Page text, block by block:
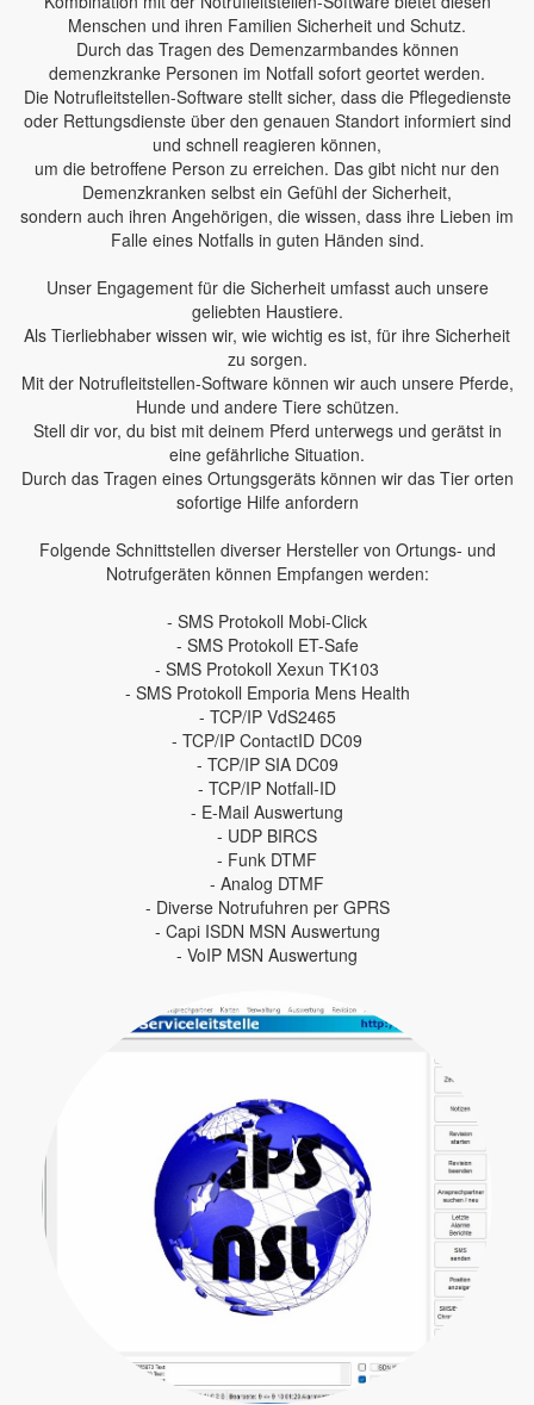
Menschen und ihren Familien Sicherheit und Schutz.
Durch das Tragen des Demenzarmbandes können
demenzkranke Personen im Notfall sofort geortet werden.
Die Notrufleitstellen-Software stellt sicher, dass die Pflegedienste
oder Rettungsdienste über den genauen Standort informiert sind
und schnell reagieren können,
um die betroffene Person zu erreichen. Das gibt nicht nur den
Demenzkranken selbst ein Gefühl der Sicherheit,
sondern auch ihren Angehörigen, die wissen, dass ihre Lieben im
Falle eines Notfalls in guten Händen sind.
Unser Engagement für die Sicherheit umfasst auch unsere
geliebten Haustiere.
Als Tierliebhaber wissen wir, wie wichtig es ist, für ihre Sicherheit
zu sorgen.
Mit der Notrufleitstellen-Software können wir auch unsere Pferde,
Hunde und andere Tiere schützen.
Stell dir vor, du bist mit deinem Pferd unterwegs und gerätst in
eine gefährliche Situation.
Durch das Tragen eines Ortungsgeräts können wir das Tier orten
sofortige Hilfe anfordern
Folgende Schnittstellen diverser Hersteller von Ortungs- und
Notrufgeräten können Empfangen werden:
- SMS Protokoll Mobi-Click
- SMS Protokoll ET-Safe
- SMS Protokoll Xexun TK103
- SMS Protokoll Emporia Mens Health
- TCP/IP VdS2465
- TCP/IP ContactID DC09
- TCP/IP SIA DC09
- TCP/IP Notfall-ID
- E-Mail Auswertung
- UDP BIRCS
- Funk DTMF
- Analog DTMF
- Diverse Notrufuhren per GPRS
- Capi ISDN MSN Auswertung
- VoIP MSN Auswertung